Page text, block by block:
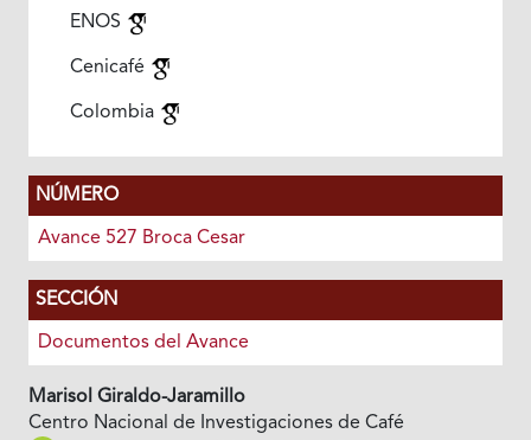
ENOS
Cenicafé
Colombia
NÚMERO
Avance 527 Broca Cesar
SECCIÓN
Documentos del Avance
Marisol Giraldo-Jaramillo
Centro Nacional de Investigaciones de Café